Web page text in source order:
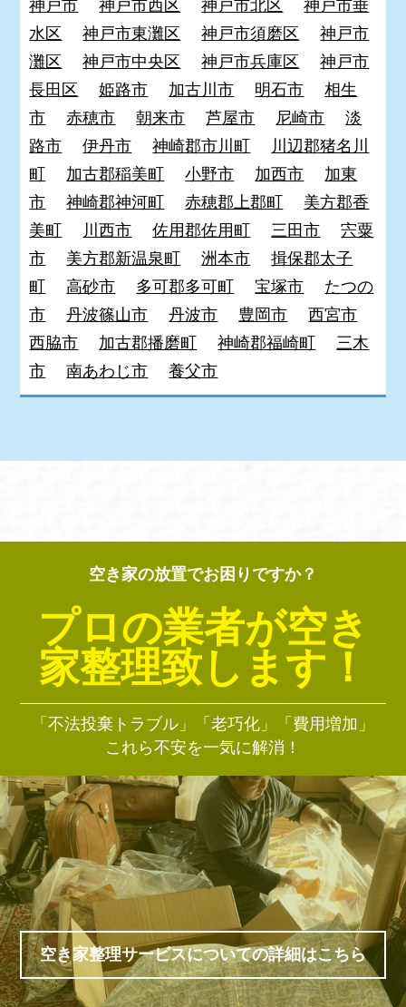
神戸市 神戸市西区 神戸市北区
神戸市垂
水区
神戸市東灘区 神戸市須磨区
神戸市
灘区
神戸市中央区 神戸市兵庫区
神戸市
長田区
姫路市 加古川市 明石市
相生
市
赤穂市 朝来市 芦屋市 尼崎市
淡
路市
伊丹市 神崎郡市川町
川辺郡猪名川
町
加古郡稲美町 小野市 加西市
加東
市
神崎郡神河町 赤穂郡上郡町
美方郡香
美町
川西市 佐用郡佐用町 三田市
宍粟
市
美方郡新温泉町 洲本市
揖保郡太子
町
高砂市 多可郡多可町 宝塚市
たつの
市
丹波篠山市 丹波市 豊岡市
西宮市
西脇市
加古郡播磨町 神崎郡福崎町
三木
市
南あわじ市 養父市
空き家の放置でお困りですか？
プロの業者が空き
家整理致します！
「不法投棄トラブル」「老巧化」「費用増加」
これら不安を一気に解消！
空き家整理サービスについての詳細はこちら